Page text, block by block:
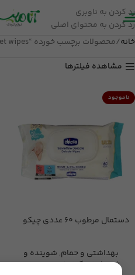
رد کردن به ناوبری
رد کردن به محتوای اصلی
خانه محصولات برچسب خورده “chicco wet wipes”
مشاهده فیلترها
ناموجود
دستمال مرطوب 60 عددی چیکو
بهداشتی و حمام, شوینده و
ضدعفونی کننده,سیسمونی